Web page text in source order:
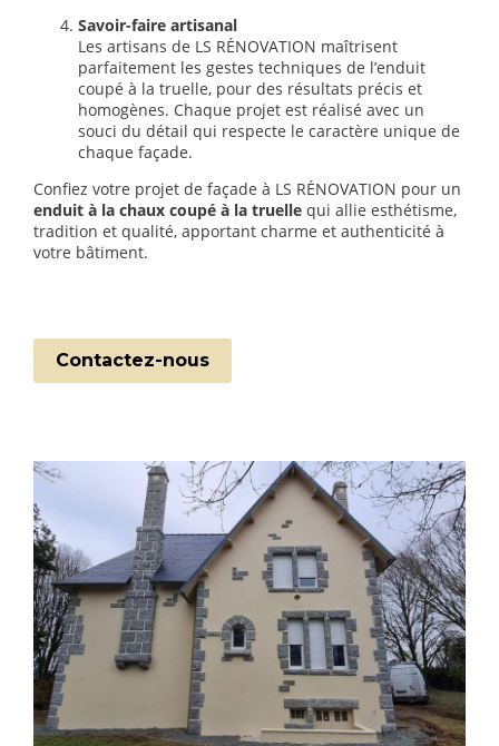
Savoir-faire artisanal
Les artisans de LS RÉNOVATION maîtrisent
parfaitement les gestes techniques de l’enduit
coupé à la truelle, pour des résultats précis et
homogènes. Chaque projet est réalisé avec un
souci du détail qui respecte le caractère unique de
chaque façade.
Confiez votre projet de façade à LS RÉNOVATION pour un
enduit à la chaux coupé à la truelle qui allie esthétisme,
tradition et qualité, apportant charme et authenticité à
votre bâtiment.
Contactez-nous